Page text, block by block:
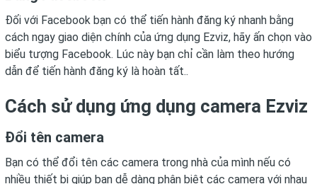
Đối với Facebook bạn có thể tiến hành đăng ký nhanh bằng
cách ngay giao diện chính của ứng dụng Ezviz, hãy ấn chọn vào
biểu tượng Facebook. Lúc này bạn chỉ cần làm theo hướng
dẫn để tiến hành đăng ký là hoàn tất..
Cách sử dụng ứng dụng camera Ezviz
Đổi tên camera
Bạn có thể đổi tên các camera trong nhà của mình nếu có
nhiều thiết bị giúp bạn dễ dàng phân biệt các camera với nhau